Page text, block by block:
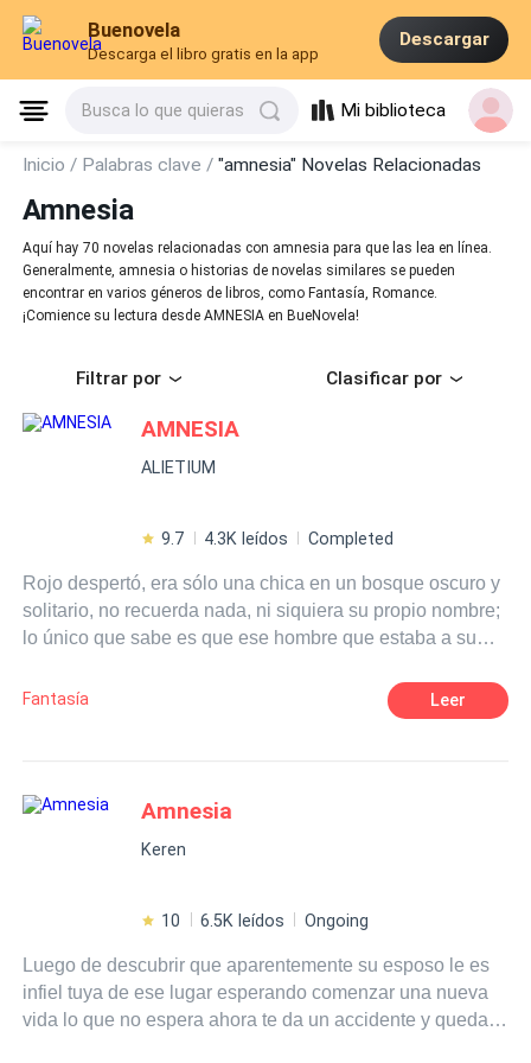
Buenovela
Descarga el libro gratis en la app
Descargar
Busca lo que quieras Mi biblioteca
Inicio / Palabras clave /"amnesia" Novelas Relacionadas
Amnesia
Aquí hay 70 novelas relacionadas con amnesia para que las lea en línea.
Generalmente, amnesia o historias de novelas similares se pueden
encontrar en varios géneros de libros, como Fantasía, Romance.
¡Comience su lectura desde AMNESIA en BueNovela!
Filtrar por Clasificar por
AMNESIA
ALIETIUM
9.7 4.3K leídos Completed
Rojo despertó, era sólo una chica en un bosque oscuro y
solitario, no recuerda nada, ni siquiera su propio nombre;
lo único que sabe es que ese hombre que estaba a su
imposibles que puede hacer solo deberían ser posibles a
través del arte de magia...dice ser un alquimista» No
alquimista es peligroso y esté en particular parece
¿Quieres acompañarla a descubrir que es lo que está
Fantasía Leer
Amnesia
Keren
10 6.5K leídos Ongoing
Luego de descubrir que aparentemente su esposo le es
infiel tuya de ese lugar esperando comenzar una nueva
vida lo que no espera ahora te da un accidente y quedará